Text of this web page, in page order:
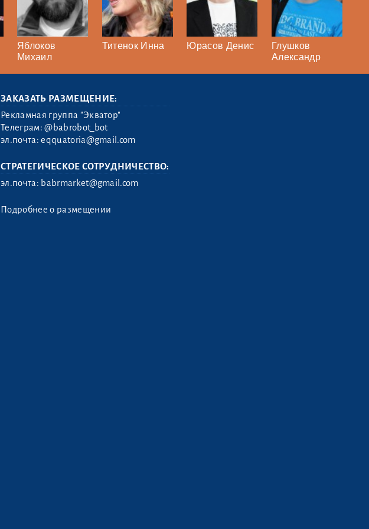
Яблоков
Михаил
Титенок Инна Юрасов Денис
Глушков
Александр
ЗАКАЗАТЬ РАЗМЕЩЕНИЕ:
Рекламная группа "Экватор"
Телеграм:@babrobot_bot
эл.почта:eqquatoria@gmail.com
СТРАТЕГИЧЕСКОЕ СОТРУДНИЧЕСТВО:
эл.почта: babrmarket@gmail.com
Подробнее о размещении